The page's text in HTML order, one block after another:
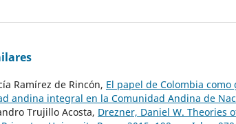
Ramírez de Rincón, El papel de Colombia
andina integral en la Comunidad Andina de
Trujillo Acosta, Drezner, Daniel W. Theories